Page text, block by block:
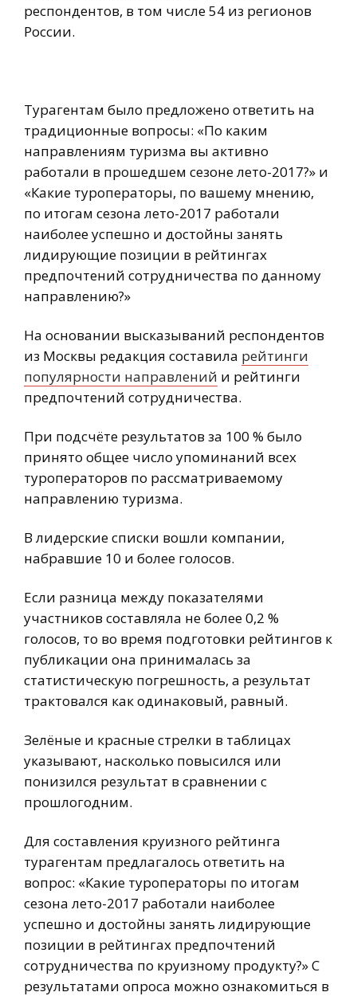
респондентов, в том числе 54 из регионов
России.
Турагентам было предложено ответить на
традиционные вопросы: «По каким
направлениям туризма вы активно
работали в прошедшем сезоне лето-2017?» и
«Какие туроператоры, по вашему мнению,
по итогам сезона лето-2017 работали
наиболее успешно и достойны занять
лидирующие позиции в рейтингах
предпочтений сотрудничества по данному
направлению?»
На основании высказываний респондентов
из Москвы редакция составила рейтинги
популярности направлений и рейтинги
предпочтений сотрудничества.
При подсчёте результатов за 100 % было
принято общее число упоминаний всех
туроператоров по рассматриваемому
направлению туризма.
В лидерские списки вошли компании,
набравшие 10 и более голосов.
Если разница между показателями
участников составляла не более 0,2 %
голосов, то во время подготовки рейтингов к
публикации она принималась за
статистическую погрешность, а результат
трактовался как одинаковый, равный.
Зелёные и красные стрелки в таблицах
указывают, насколько повысился или
понизился результат в сравнении с
прошлогодним.
Для составления круизного рейтинга
турагентам предлагалось ответить на
вопрос: «Какие туроператоры по итогам
сезона лето-2017 работали наиболее
успешно и достойны занять лидирующие
позиции в рейтингах предпочтений
сотрудничества по круизному продукту?» С
результатами опроса можно ознакомиться в